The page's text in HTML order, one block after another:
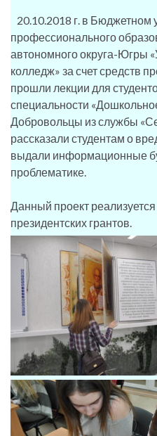
20.10.2018 г. в Бюджетном
профессионального
автономного округа-Югры
колледж» за счет средств
прошли лекции для
специальности
Добровольцы из службы
рассказали студентам о
выдали информационные
проблематике.
Данный проект
президентских грантов.